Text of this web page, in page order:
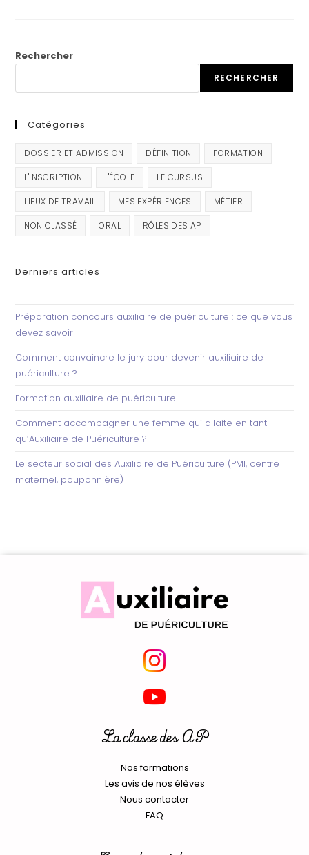
Rechercher
RECHERCHER
Catégories
DOSSIER ET ADMISSION DÉFINITION FORMATION
L'INSCRIPTION L'ÉCOLE LE CURSUS
LIEUX DE TRAVAIL MES EXPÉRIENCES MÉTIER
NON CLASSÉ ORAL RÔLES DES AP
Derniers articles
Préparation concours auxiliaire de puériculture : ce que vous
devez savoir
Comment convaincre le jury pour devenir auxiliaire de
puériculture ?
Formation auxiliaire de puériculture
Comment accompagner une femme qui allaite en tant
qu’Auxiliaire de Puériculture ?
Le secteur social des Auxiliaire de Puériculture (PMI, centre
maternel, pouponnière)
La classe des AP
Nos formations
Les avis de nos élèves
Nous contacter
FAQ